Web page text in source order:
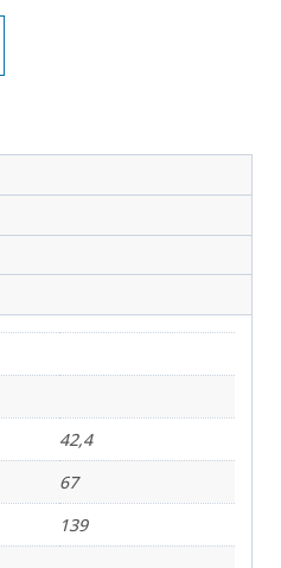
42,4
67
139